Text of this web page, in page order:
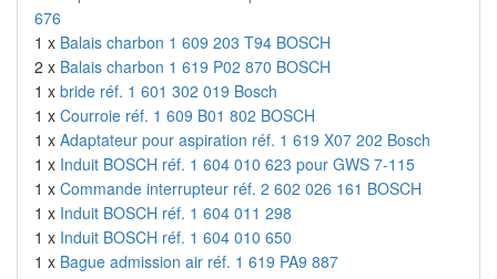
676
1 x Balais charbon 1 609 203 T94 BOSCH
2 x Balais charbon 1 619 P02 870 BOSCH
1 x bride réf. 1 601 302 019 Bosch
1 x Courroie réf. 1 609 B01 802 BOSCH
1 x Adaptateur pour aspiration réf. 1 619 X07 202 Bosch
1 x Induit BOSCH réf. 1 604 010 623 pour GWS 7-115
1 x Commande interrupteur réf. 2 602 026 161 BOSCH
1 x Induit BOSCH réf. 1 604 011 298
1 x Induit BOSCH réf. 1 604 010 650
1 x Bague admission air réf. 1 619 PA9 887